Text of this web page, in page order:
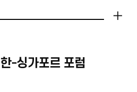
-싱가포르 포럼
더보기